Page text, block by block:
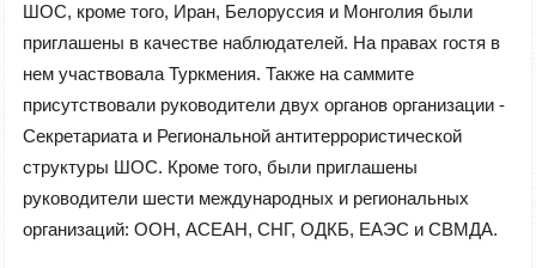
ШОС, кроме того, Иран, Белоруссия и Монголия были
приглашены в качестве наблюдателей. На правах гостя в
нем участвовала Туркмения. Также на саммите
присутствовали руководители двух органов организации -
Секретариата и Региональной антитеррористической
структуры ШОС. Кроме того, были приглашены
руководители шести международных и региональных
организаций: ООН, АСЕАН, СНГ, ОДКБ, ЕАЭС и СВМДА.